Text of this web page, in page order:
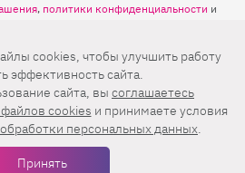
, политики конфиденциальности и
Выделите ее и нажмите
Ctrl+Enter
1027739494584, ИНН 7705056238
д. 3, стр. 4, помещение I, комн. 23
cookies, чтобы улучшить работу
эффективность сайта.
сайта, вы соглашаетесь
cookies и принимаете условия
персональных данных.
Принять